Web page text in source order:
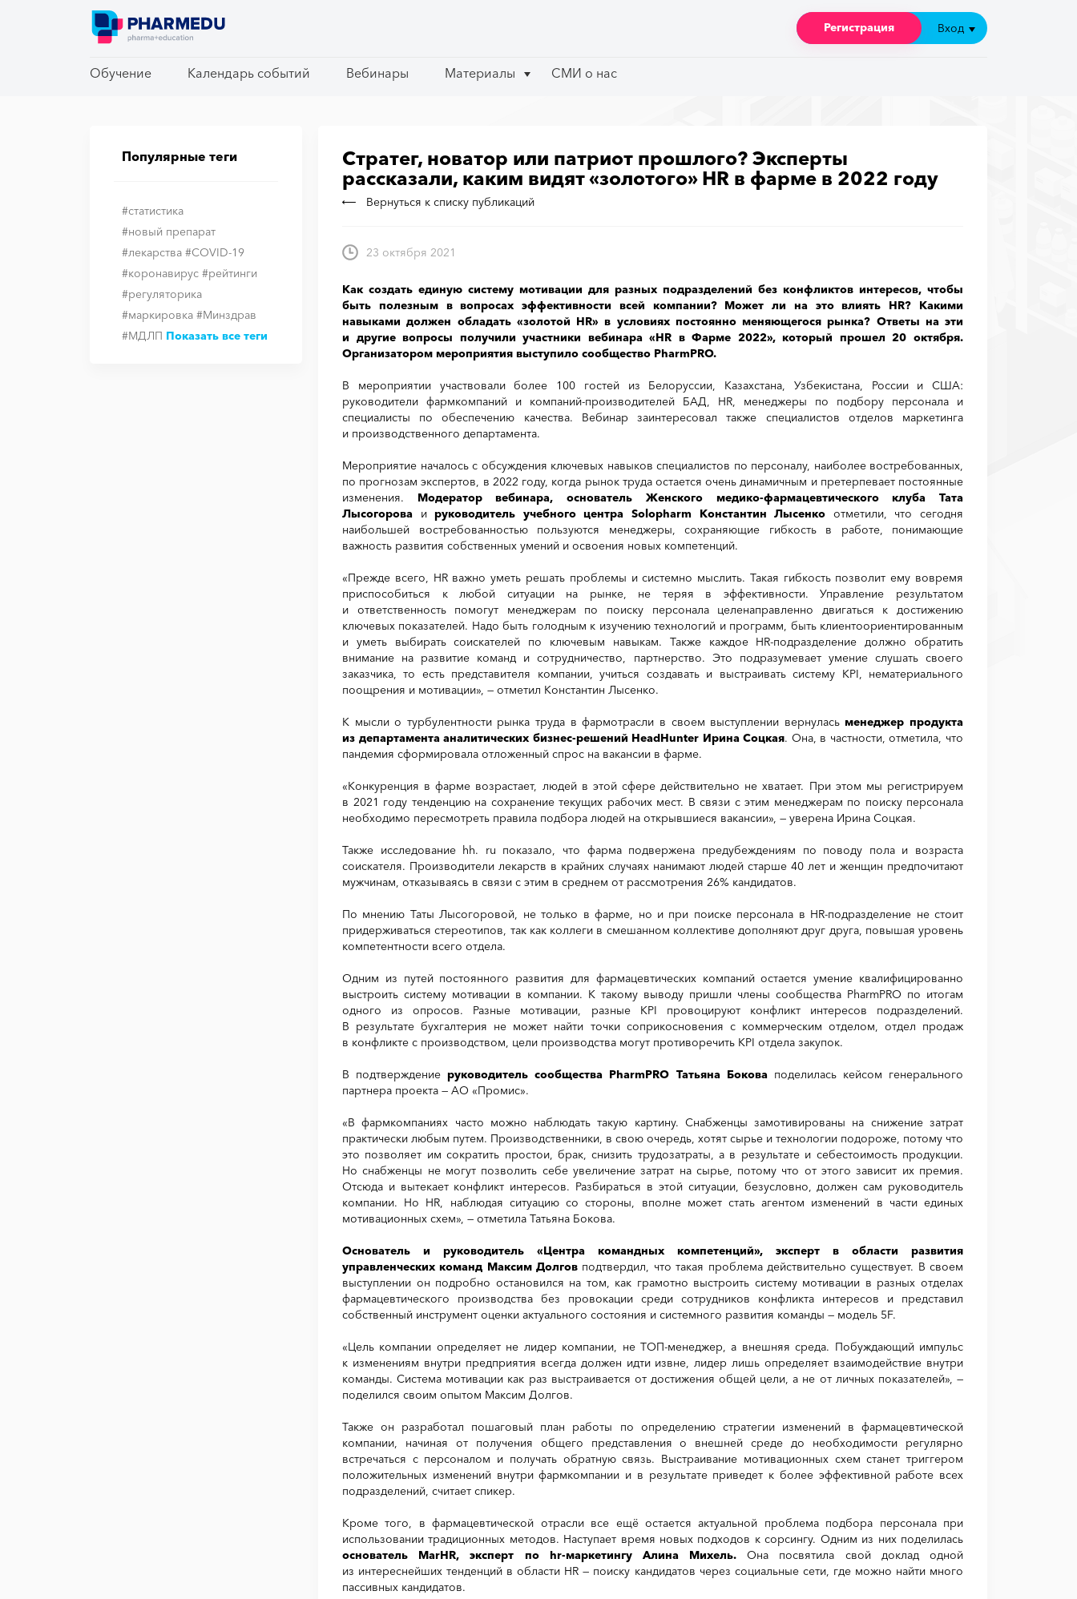
Обучение Календарь событий Вебинары Материалы СМИ о нас
Регистрация Вход
Обучение Календарь событий Вебинары Материалы СМИ о нас
Регистрация Вход
Популярные теги
#статистика
#новый препарат
#лекарства #COVID-19
#коронавирус #рейтинги
#регуляторика
#маркировка #Минздрав
#МДЛП Показать все теги
Стратег, новатор или патриот прошлого? Эксперты
рассказали, каким видят «золотого» HR в фарме в 2022 году
Вернуться к списку публикаций
23 октября 2021
Как создать единую систему мотивации для разных подразделений без конфликтов интересов, чтобы
быть полезным в вопросах эффективности всей компании? Может ли на это влиять HR? Какими
навыками должен обладать «золотой HR» в условиях постоянно меняющегося рынка? Ответы на эти
и другие вопросы получили участники вебинара «HR в Фарме 2022», который прошел 20 октября.
Организатором мероприятия выступило сообщество PharmPRO.
В мероприятии участвовали более 100 гостей из Белоруссии, Казахстана, Узбекистана, России и США:
руководители фармкомпаний и компаний-производителей БАД, HR, менеджеры по подбору персонала и
специалисты по обеспечению качества. Вебинар заинтересовал также специалистов отделов маркетинга
и производственного департамента.
Мероприятие началось с обсуждения ключевых навыков специалистов по персоналу, наиболее востребованных,
по прогнозам экспертов, в 2022 году, когда рынок труда остается очень динамичным и претерпевает постоянные
изменения. Модератор вебинара, основатель Женского медико-фармацевтического клуба
Тата
Лысогорова ируководитель учебного центра Solopharm Константин Лысенко отметили, что сегодня
наибольшей востребованностью пользуются менеджеры, сохраняющие гибкость в работе, понимающие
важность развития собственных умений и освоения новых компетенций.
«Прежде всего, HR важно уметь решать проблемы и системно мыслить. Такая гибкость позволит ему вовремя
приспособиться к любой ситуации на рынке, не теряя в эффективности. Управление результатом
и ответственность помогут менеджерам по поиску персонала целенаправленно двигаться к достижению
ключевых показателей. Надо быть голодным к изучению технологий и программ, быть клиентоориентированным
и уметь выбирать соискателей по ключевым навыкам. Также каждое HR-подразделение должно обратить
внимание на развитие команд и сотрудничество, партнерство. Это подразумевает умение слушать своего
заказчика, то есть представителя компании, учиться создавать и выстраивать систему KPI, нематериального
поощрения и мотивации», — отметил Константин Лысенко.
К мысли о турбулентности рынка труда в фармотрасли в своем выступлении вернуласьменеджер продукта
из департамента аналитических бизнес-решений HeadHunter Ирина Соцкая. Она, в частности, отметила, что
пандемия сформировала отложенный спрос на вакансии в фарме.
«Конкуренция в фарме возрастает, людей в этой сфере действительно не хватает. При этом мы регистрируем
в 2021 году тенденцию на сохранение текущих рабочих мест. В связи с этим менеджерам по поиску персонала
необходимо пересмотреть правила подбора людей на открывшиеся вакансии», — уверена Ирина Соцкая.
Также исследование hh. ru показало, что фарма подвержена предубеждениям по поводу пола и возраста
соискателя. Производители лекарств в крайних случаях нанимают людей старше 40 лет и женщин предпочитают
мужчинам, отказываясь в связи с этим в среднем от рассмотрения 26% кандидатов.
По мнению Таты Лысогоровой, не только в фарме, но и при поиске персонала в HR-подразделение не стоит
придерживаться стереотипов, так как коллеги в смешанном коллективе дополняют друг друга, повышая уровень
компетентности всего отдела.
Одним из путей постоянного развития для фармацевтических компаний остается умение квалифицированно
выстроить систему мотивации в компании. К такому выводу пришли члены сообщества PharmPRO по итогам
одного из опросов. Разные мотивации, разные KPI провоцируют конфликт интересов подразделений.
В результате бухгалтерия не может найти точки соприкосновения с коммерческим отделом, отдел продаж
в конфликте с производством, цели производства могут противоречить KPI отдела закупок.
В подтверждениеруководитель сообщества PharmPRO Татьяна Боковаподелилась кейсом генерального
партнера проекта — АО «Промис».
«В фармкомпаниях часто можно наблюдать такую картину. Снабженцы замотивированы на снижение затрат
практически любым путем. Производственники, в свою очередь, хотят сырье и технологии подороже, потому что
это позволяет им сократить простои, брак, снизить трудозатраты, а в результате и себестоимость продукции.
Но снабженцы не могут позволить себе увеличение затрат на сырье, потому что от этого зависит их премия.
Отсюда и вытекает конфликт интересов. Разбираться в этой ситуации, безусловно, должен сам руководитель
компании. Но HR, наблюдая ситуацию со стороны, вполне может стать агентом изменений в части единых
мотивационных схем», — отметила Татьяна Бокова.
Основатель и руководитель «Центра командных компетенций», эксперт в области развития
управленческих команд Максим Долгов подтвердил, что такая проблема действительно существует. В своем
выступлении он подробно остановился на том, как грамотно выстроить систему мотивации в разных отделах
фармацевтического производства без провокации среди сотрудников конфликта интересов и представил
собственный инструмент оценки актуального состояния и системного развития команды — модель 5F.
«Цель компании определяет не лидер компании, не ТОП-менеджер, а внешняя среда. Побуждающий импульс
к изменениям внутри предприятия всегда должен идти извне, лидер лишь определяет взаимодействие внутри
команды. Система мотивации как раз выстраивается от достижения общей цели, а не от личных показателей», —
поделился своим опытом Максим Долгов.
Также он разработал пошаговый план работы по определению стратегии изменений в фармацевтической
компании, начиная от получения общего представления о внешней среде до необходимости регулярно
встречаться с персоналом и получать обратную связь. Выстраивание мотивационных схем станет триггером
положительных изменений внутри фармкомпании и в результате приведет к более эффективной работе всех
подразделений, считает спикер.
Кроме того, в фармацевтической отрасли все ещё остается актуальной проблема подбора персонала при
использовании традиционных методов. Наступает время новых подходов к сорсингу. Одним из них поделилась
основатель MarHR, эксперт по hr-маркетингу
Алина Михель.Она посвятила свой доклад одной
из интереснейших тенденций в области HR — поиску кандидатов через социальные сети, где можно найти много
пассивных кандидатов.